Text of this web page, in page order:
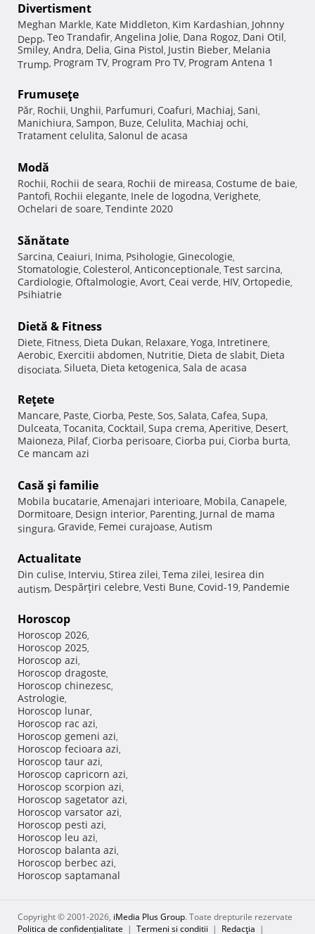
Divertisment
Meghan Markle, Kate Middleton, Kim Kardashian, Johnny
Depp, Teo Trandafir, Angelina Jolie, Dana Rogoz, Dani Otil,
Smiley, Andra, Delia, Gina Pistol, Justin Bieber, Melania
Trump, Program TV, Program Pro TV, Program Antena 1
Frumuseţe
Păr, Rochii, Unghii, Parfumuri, Coafuri, Machiaj, Sani,
Manichiura, Sampon, Buze, Celulita, Machiaj ochi,
Tratament celulita, Salonul de acasa
Modă
Rochii, Rochii de seara, Rochii de mireasa, Costume de baie,
Pantofi, Rochii elegante, Inele de logodna, Verighete,
Ochelari de soare, Tendinte 2020
Sănătate
Sarcina, Ceaiuri, Inima, Psihologie, Ginecologie,
Stomatologie, Colesterol, Anticonceptionale, Test sarcina,
Cardiologie, Oftalmologie, Avort, Ceai verde, HIV, Ortopedie,
Psihiatrie
Dietă & Fitness
Diete, Fitness, Dieta Dukan, Relaxare, Yoga, Intretinere,
Aerobic, Exercitii abdomen, Nutritie, Dieta de slabit, Dieta
disociata, Silueta, Dieta ketogenica, Sala de acasa
Reţete
Mancare, Paste, Ciorba, Peste, Sos, Salata, Cafea, Supa,
Dulceata, Tocanita, Cocktail, Supa crema, Aperitive, Desert,
Maioneza, Pilaf, Ciorba perisoare, Ciorba pui, Ciorba burta,
Ce mancam azi
Casă şi familie
Mobila bucatarie, Amenajari interioare, Mobila, Canapele,
Dormitoare, Design interior, Parenting, Jurnal de mama
singura, Gravide, Femei curajoase, Autism
Actualitate
Din culise, Interviu, Stirea zilei, Tema zilei, Iesirea din
autism, Despărţiri celebre, Vesti Bune, Covid-19, Pandemie
Horoscop
Horoscop 2026,
Horoscop 2025,
Horoscop azi,
Horoscop dragoste,
Horoscop chinezesc,
Astrologie,
Horoscop lunar,
Horoscop rac azi,
Horoscop gemeni azi,
Horoscop fecioara azi,
Horoscop taur azi,
Horoscop capricorn azi,
Horoscop scorpion azi,
Horoscop sagetator azi,
Horoscop varsator azi,
Horoscop pesti azi,
Horoscop leu azi,
Horoscop balanta azi,
Horoscop berbec azi,
Horoscop saptamanal
Copyright © 2001-2026, iMedia Plus Group. Toate drepturile rezervate
Politica de confidențialitate | Termeni si conditii | Redacţia |